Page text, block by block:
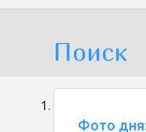
Поиск
Фото